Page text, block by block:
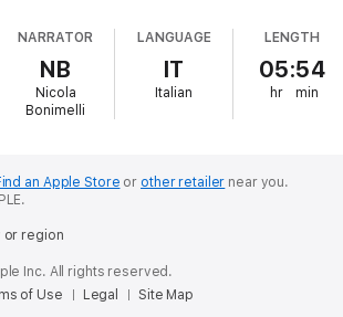
NARRATOR
NB
Nicola
Bonimelli
LANGUAGE
IT
Italian
LENGTH
05:54
hr min
an Apple Store or other retailer near you.
or region
Inc. All rights reserved.
of Use Legal Site Map